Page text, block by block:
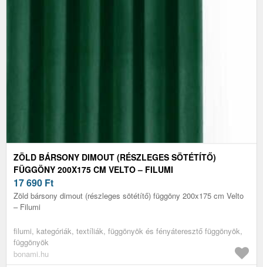
ZÖLD BÁRSONY DIMOUT (RÉSZLEGES SÖTÉTÍTŐ)
FÜGGÖNY 200X175 CM VELTO – FILUMI
17 690 Ft
Zöld bársony dimout (részleges sötétítő) függöny 200x175 cm Velto
– Filumi
filumi, kategóriák, textíliák, függönyök és fényáteresztő függönyök,
függönyök
bonami.hu